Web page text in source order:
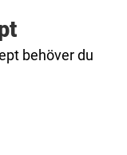
behöver du